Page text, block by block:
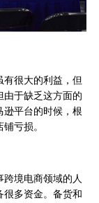
很大的利益，但
由于缺乏这方面的
逊平台的时候，根
亏损。
境电商领域的人
很多资金。备货和